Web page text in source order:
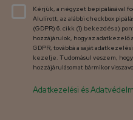
Kérjük, a négyzet bepipálásával
Alulírott, az alábbi checkbox
(GDPR) 6. cikk (1) bekezdés a)
hozzájárulok, hogy az adatkezelő
GDPR, továbbá a saját
kezelje. Tudomásul veszem,
hozzájárulásomat bármikor
Adatkezelési és